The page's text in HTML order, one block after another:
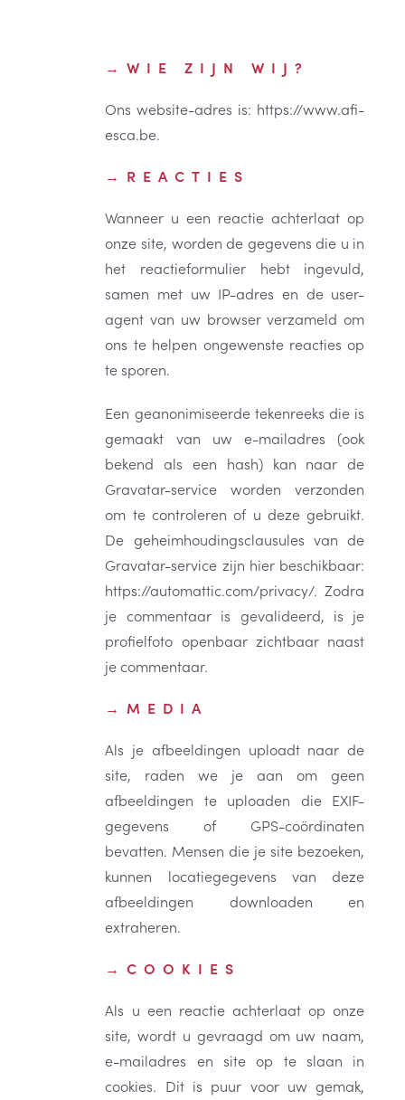
WIE ZIJN WIJ?
Ons website-adres is: https://www.afi-
esca.be.
REACTIES
Wanneer u een reactie achterlaat op
onze site, worden de gegevens die u in
het reactieformulier hebt ingevuld,
samen met uw IP-adres en de user-
agent van uw browser verzameld om
ons te helpen ongewenste reacties op
te sporen.
Een geanonimiseerde tekenreeks die is
gemaakt van uw e-mailadres (ook
bekend als een hash) kan naar de
Gravatar-service worden verzonden
om te controleren of u deze gebruikt.
De geheimhoudingsclausules van de
Gravatar-service zijn hier beschikbaar:
https://automattic.com/privacy/. Zodra
je commentaar is gevalideerd, is je
profielfoto openbaar zichtbaar naast
je commentaar.
MEDIA
Als je afbeeldingen uploadt naar de
site, raden we je aan om geen
afbeeldingen te uploaden die EXIF-
gegevens of GPS-coördinaten
bevatten. Mensen die je site bezoeken,
kunnen locatiegegevens van deze
afbeeldingen downloaden en
extraheren.
COOKIES
Als u een reactie achterlaat op onze
site, wordt u gevraagd om uw naam,
e-mailadres en site op te slaan in
cookies. Dit is puur voor uw gemak,